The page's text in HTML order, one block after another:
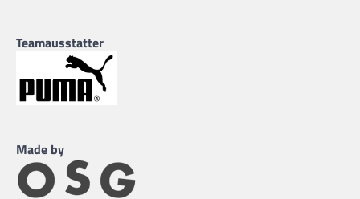
Teamausstatter
Made by